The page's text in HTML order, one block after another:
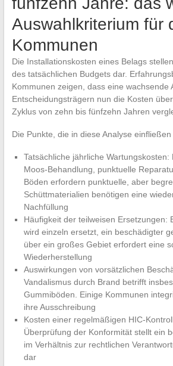
Auswahlkriterium für
Kommunen
Die Installationskosten eines Belags
des tatsächlichen Budgets dar.
Kommunen zeigen, dass eine wachsende
Entscheidungsträgern nun die Kosten
Zyklus von zehn bis fünfzehn Jahren
Die Punkte, die in diese Analyse einfließen
Tatsächliche jährliche Wartungskosten:
Moos-Behandlung, punktuelle
Böden erfordern punktuelle, aber
Schüttmaterialien benötigen eine
Nachfüllung
Häufigkeit der teilweisen Ersetzungen:
wird einzeln ersetzt, ein beschädigter
über ein großes Gebiet erfordert eine
Wiederherstellung
Auswirkungen von vorsätzlichen
Vandalismus durch Brand betrifft
Gummiböden. Einige Kommunen
ihre Ausschreibung
Kosten einer regelmäßigen HIC-
Überprüfung der Konformität stellt ein
im Verhältnis zur rechtlichen
dar